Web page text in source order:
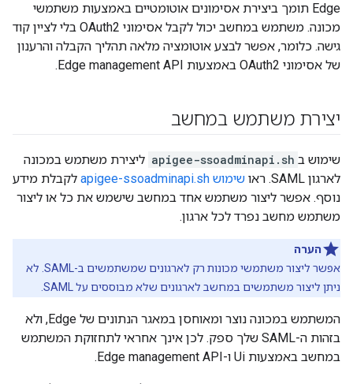
Edge תומך ביצירת אסימונים אוטומטיים באמצעות משתמשי
מכונה. משתמש במחשב יכול לקבל אסימוני OAuth2 בלי לציין קוד
גישה. כלומר, אפשר לבצע אוטומציה מלאה תהליך הקבלה והרענון
של אסימוני OAuth2 באמצעות Edge management API.
יצירת משתמש במחשב
שימוש ב apigee-ssoadminapi.sh ליצירת משתמש במכונה
לארגון SAML. ראו
שימוש apigee-ssoadminapi.sh
לקבלת מידע
נוסף. אפשר ליצור משתמש אחד במחשב שישמש את כל או ליצור
משתמש מחשב נפרד לכל ארגון.
הערה
אפשר ליצור משתמשי מכונות רק לארגונים שמשתמשים ב-SAML. לא
ניתן ליצור משתמשים במחשב לארגונים שלא מבוססים על SAML.
המשתמש במכונה נוצר ומאוחסן במאגר הנתונים של Edge, ולא
בזהות ה-SAML שלך ספק. לכן אינך אחראי לתחזוקת המשתמש
במחשב באמצעות Ui ו-Edge management API.